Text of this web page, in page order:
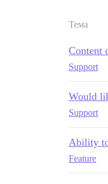
Тема
Content
Support
Would
Support
Ability
Feature